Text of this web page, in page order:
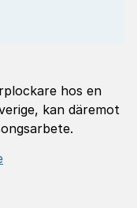
hos en
kan däremot